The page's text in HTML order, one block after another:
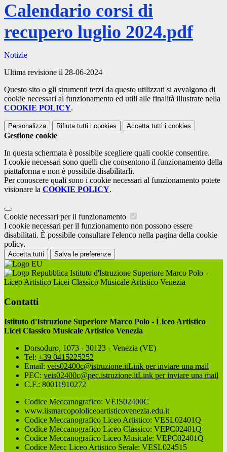
Calendario corsi di
recupero luglio 2024.pdf
Notizie
Ultima revisione il 28-06-2024
Questo sito o gli strumenti terzi da questo utilizzati si avvalgono di
cookie necessari al funzionamento ed utili alle finalità illustrate nella
COOKIE POLICY.
Personalizza Rifiuta tutti i cookies Accetta tutti i cookies
Gestione cookie
In questa schermata è possibile scegliere quali cookie consentire.
I cookie necessari sono quelli che consentono il funzionamento della
piattaforma e non è possibile disabilitarli.
Per conoscere quali sono i cookie necessari al funzionamento potete
visionare la COOKIE POLICY.
Cookie necessari per il funzionamento
I cookie necessari per il funzionamento non possono essere
disabilitati. È possibile consultare l'elenco nella pagina della cookie
policy.
Accetta tutti Salva le preferenze
Istituto d'Istruzione Superiore Marco Polo -
Liceo Artistico Licei Classico Musicale Artistico Venezia
Contatti
Istituto d'Istruzione Superiore Marco Polo - Liceo Artistico
Licei Classico Musicale Artistico Venezia
Dorsoduro, 1073 - 30123 - Venezia (VE)
Tel: +39 0415225252
Email: veis02400c@istruzione.itLink per inviare una mail
PEC: veis02400c@pec.istruzione.itLink per inviare una mail
C.F.: 80011910272
Codice Meccanografico: VEIS02400C
www.iismarcopololiceoartisticovenezia.edu.it
Codice Meccanografico Liceo Artistico: VESL02401Q
Codice Meccanografico Liceo Classico: VEPC02401Q
Codice Meccanografico Liceo Musicale: VEPC02401Q
Codice Mecc Liceo Artistico Serale: VESL024515